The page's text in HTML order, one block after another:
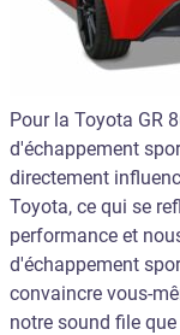
Pour la Toyota GR
d'échappement
directement
Toyota, ce qui se
performance et
d'échappement
convaincre vous-
notre sound file